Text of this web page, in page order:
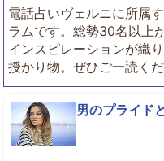
電話占いヴェルニに所属
ラムです。総勢30名以上
インスピレーションが織
授かり物。ぜひご一読くだ
男のプライド